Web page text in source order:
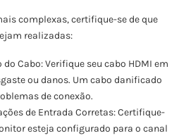
complexas, certifique-se de que
realizadas:
Cabo: Verifique seu cabo HDMI em
ou danos. Um cabo danificado
de conexão.
de Entrada Corretas: Certifique-
esteja configurado para o canal